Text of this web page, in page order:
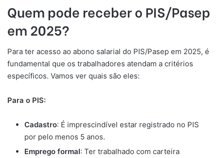
Quem pode receber o PIS/Pasep
em 2025?
Para ter acesso ao abono salarial do PIS/Pasep em 2025, é
fundamental que os trabalhadores atendam a critérios
específicos. Vamos ver quais são eles:
Para o PIS:
Cadastro: É imprescindível estar registrado no PIS
por pelo menos 5 anos.
Emprego formal: Ter trabalhado com carteira